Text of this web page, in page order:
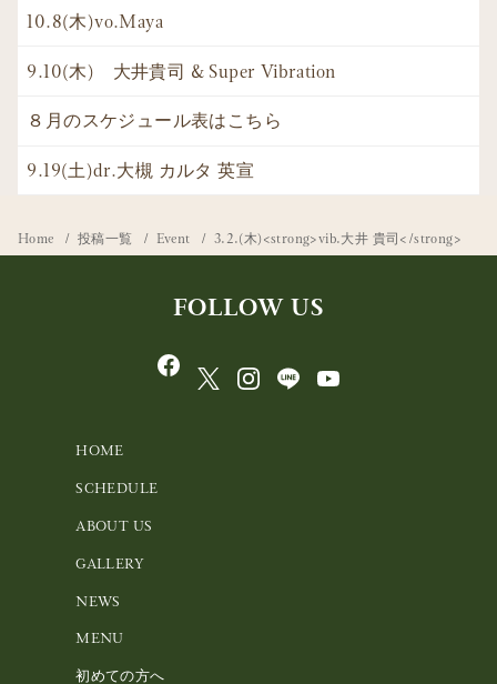
10.8(木)vo.Maya
9.10(木) 大井貴司 & Super Vibration
８月のスケジュール表はこちら
9.19(土)dr.大槻 カルタ 英宣
Home 投稿一覧 Event 3.2.(木)<strong>vib.大井 貴司</strong>
FOLLOW US
HOME
SCHEDULE
ABOUT US
GALLERY
NEWS
MENU
初めての方へ